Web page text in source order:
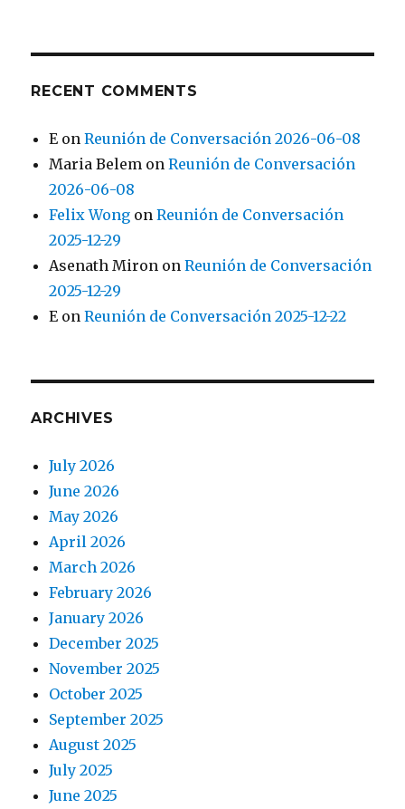
RECENT COMMENTS
E onReunión de Conversación 2026-06-08
Maria Belem onReunión de Conversación
2026-06-08
Felix Wong onReunión de Conversación
2025-12-29
Asenath Miron onReunión de Conversación
2025-12-29
E onReunión de Conversación 2025-12-22
ARCHIVES
July 2026
June 2026
May 2026
April 2026
March 2026
February 2026
January 2026
December 2025
November 2025
October 2025
September 2025
August 2025
July 2025
June 2025